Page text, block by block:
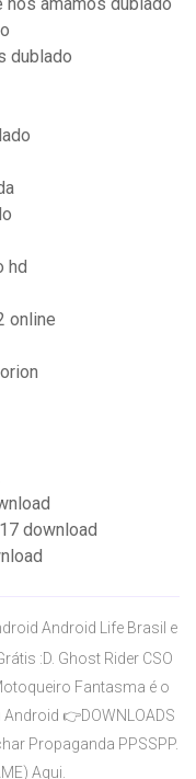
amamos dublado
dublado
hd
online
download
Android Life Brasil e
:D. Ghost Rider CSO
Fantasma é o
👉DOWNLOADS
Propaganda PPSSPP.
Aqui.